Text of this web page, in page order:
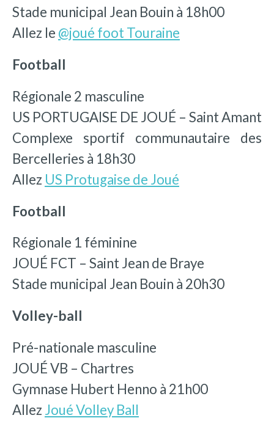
Stade municipal Jean Bouin à 18h00
Allez le @joué foot Touraine
Football
Régionale 2 masculine
US PORTUGAISE DE JOUÉ – Saint Amant
Complexe sportif communautaire des
Bercelleries à 18h30
Allez US Protugaise de Joué
Football
Régionale 1 féminine
JOUÉ FCT – Saint Jean de Braye
Stade municipal Jean Bouin à 20h30
Volley-ball
Pré-nationale masculine
JOUÉ VB – Chartres
Gymnase Hubert Henno à 21h00
Allez Joué Volley Ball